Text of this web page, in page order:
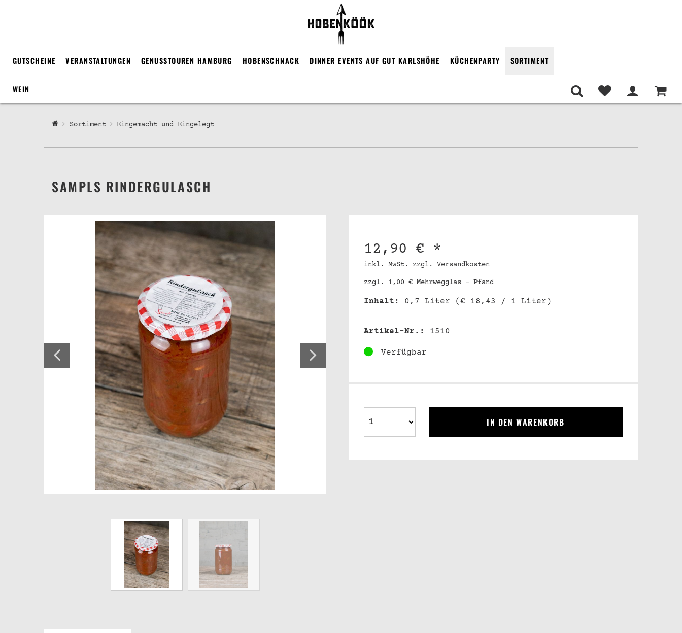
GUTSCHEINE VERANSTALTUNGEN GENUSSTOUREN HAMBURG HOBENSCHNACK DINNER EVENTS AUF GUT KARLSHÖHE KÜCHENPARTY SORTIMENT
WEIN
Sortiment Eingemacht und Eingelegt
SAMPLS RINDERGULASCH
12,90 € *
inkl. MwSt. zzgl. Versandkosten
zzgl. 1,00 € Mehrwegglas - Pfand
Inhalt: 0,7 Liter (€ 18,43 / 1 Liter)
Artikel-Nr.: 1510
Verfügbar
IN DEN WARENKORB